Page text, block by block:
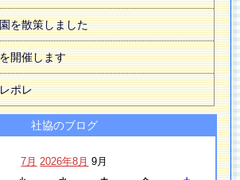
を散策しました
開催します
ポレ
社協のブログ
7月 2026年8月 9月